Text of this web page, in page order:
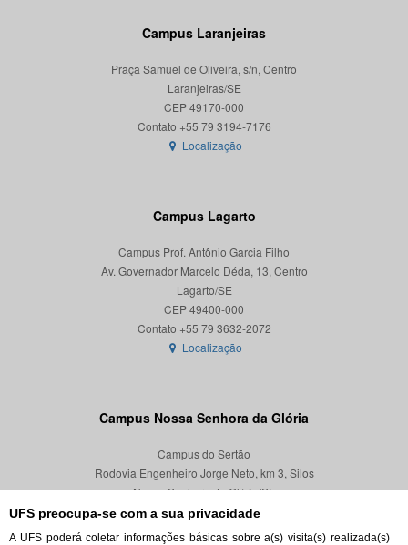
UFS preocupa-se com a sua privacidade
A UFS poderá coletar informações básicas sobre a(s) visita(s) realizada(s)
Campus Laranjeiras
Praça Samuel de Oliveira, s/n, Centro
Laranjeiras/SE
CEP 49170-000
Localização
Campus Lagarto
Campus Prof. Antônio Garcia Filho
Av. Governador Marcelo Déda, 13, Centro
Lagarto/SE
CEP 49400-000
Localização
Campus Nossa Senhora da Glória
Campus do Sertão
Rodovia Engenheiro Jorge Neto, km 3, Silos
Nossa Senhora da Glória/SE
CEP 49680-000